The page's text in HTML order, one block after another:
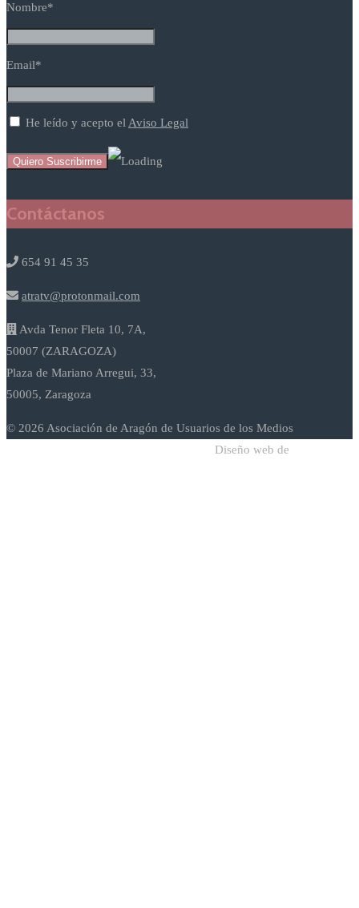
Nombre*
Email*
He leído y acepto elAviso Legal
Contáctanos
654 91 45 35
atratv@protonmail.com
Avda Tenor Fleta 10, 7A,
50007 (ZARAGOZA)
Plaza de Mariano Arregui, 33,
50005, Zaragoza
© 2026 Asociación de Aragón de Usuarios de los Medios
Diseño web de